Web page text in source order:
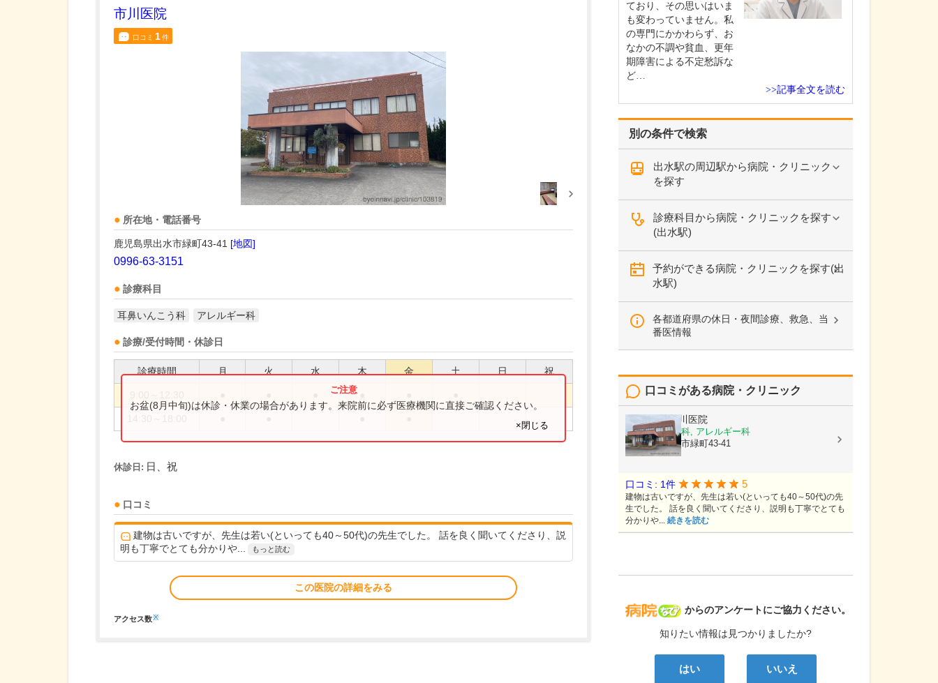
市川医院
口コミ 1件
所在地・電話番号
鹿児島県出水市緑町43-41 [地図]
0996-63-3151
診療科目
耳鼻いんこう科 アレルギー科
診療/受付時間・休診日
診療時間 月 火 水 木 金 土 日 祝
お盆(8月中旬)は休診・休業の場合があります。来院前に必ず医療機関に直接ご確認ください。
×閉じる
休診日: 日、祝
口コミ
建物は古いですが、先生は若い(といっても40～50代)の先生でした。 話を良く聞いてくださり、説
明も丁寧でとても分かりや...
もっと読む
この医院の詳細をみる
アクセス数※
別の条件で検索
出水駅の周辺駅から病院・クリニック
を探す
診療科目から病院・クリニックを探す
(出水駅)
予約ができる病院・クリニックを探す(出
水駅)
各都道府県の休日・夜間診療、救急、当
番医情報
病院なび
からのアンケートにご協力ください。
知りたい情報は見つかりましたか?
はい いいえ
口コミがある病院・クリニック
医療法人市川医院
耳鼻いんこう科, アレルギー科
鹿児島県出水市緑町43-41
口コミ: 1件 5
建物は古いですが、先生は若い(といっても40～50代)の先
生でした。 話を良く聞いてくださり、説明も丁寧でとても
分かりや... 続きを読む
は敬…
ており、その思いはいま
も変わっていません。私
の専門にかかわらず、お
なかの不調や貧血、更年
期障害による不定愁訴な
ど…
>>記事全文を読む